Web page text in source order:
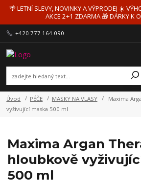
🌴 LETNÍ SLEVY, NOVINKY A VÝPRODEJ ☀️
AKCE 2+1 ZDARMA 🎁 DÁRKY K
+420 777 164 090
Úvod PÉČE MASKY NA VLASY
Maxima
vyživující maska 500 ml
Maxima Argan
hloubkově
500 ml